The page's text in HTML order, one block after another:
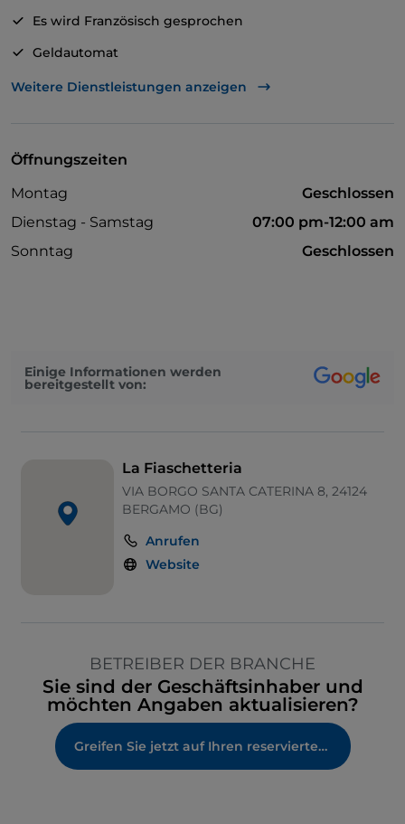
Es wird Französisch gesprochen
Geldautomat
Mastercard
Weitere Dienstleistungen anzeigen
Öffnungszeiten
Montag
Geschlossen
Dienstag - Samstag
07:00 pm-12:00 am
Sonntag
Geschlossen
Einige Informationen werden
bereitgestellt von:
La Fiaschetteria
VIA BORGO SANTA CATERINA 8, 24124
BERGAMO (BG)
Anrufen
Website
BETREIBER DER BRANCHE
Sie sind der Geschäftsinhaber und
möchten Angaben aktualisieren?
Greifen Sie jetzt auf Ihren reservierten Bereich zu